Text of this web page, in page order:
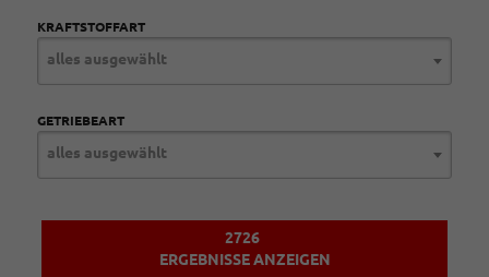
KRAFTSTOFFART
alles ausgewählt
GETRIEBEART
alles ausgewählt
2726
ERGEBNISSE ANZEIGEN